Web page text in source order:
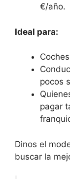
€/año.
Ideal para:
pocos
pagar
Dinos el
buscar la